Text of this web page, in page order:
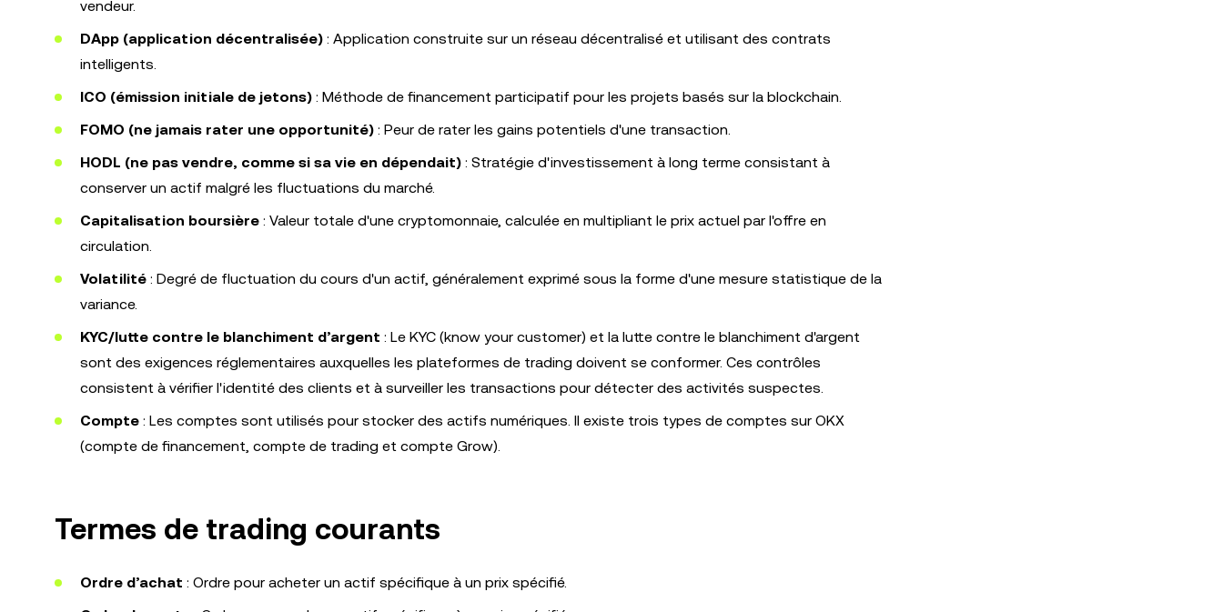
vendeur.
DApp (application décentralisée) : Application construite sur un réseau décentralisé et utilisant des contrats
intelligents.
ICO (émission initiale de jetons) : Méthode de financement participatif pour les projets basés sur la blockchain.
FOMO (ne jamais rater une opportunité) : Peur de rater les gains potentiels d'une transaction.
HODL (ne pas vendre, comme si sa vie en dépendait) : Stratégie d'investissement à long terme consistant à
conserver un actif malgré les fluctuations du marché.
Capitalisation boursière : Valeur totale d'une cryptomonnaie, calculée en multipliant le prix actuel par l'offre en
circulation.
Volatilité : Degré de fluctuation du cours d'un actif, généralement exprimé sous la forme d'une mesure statistique de la
variance.
KYC/lutte contre le blanchiment d’argent : Le KYC (know your customer) et la lutte contre le blanchiment d'argent
sont des exigences réglementaires auxquelles les plateformes de trading doivent se conformer. Ces contrôles
consistent à vérifier l'identité des clients et à surveiller les transactions pour détecter des activités suspectes.
Compte : Les comptes sont utilisés pour stocker des actifs numériques. Il existe trois types de comptes sur OKX
(compte de financement, compte de trading et compte Grow).
Termes de trading courants
Ordre d’achat : Ordre pour acheter un actif spécifique à un prix spécifié.